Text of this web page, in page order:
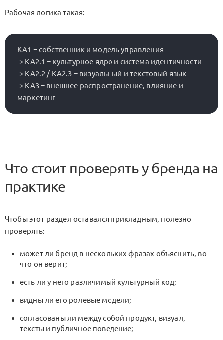
Рабочая логика такая:
KA1 = собственник и модель управления
-> KA2.1 = культурное ядро и система идентичности
-> KA2.2 / KA2.3 = визуальный и текстовый язык
-> KA3 = внешнее распространение, влияние и
Что стоит проверять у бренда на
практике
Чтобы этот раздел оставался прикладным, полезно
проверять:
может ли бренд в нескольких фразах объяснить, во
что он верит;
есть ли у него различимый культурный код;
видны ли его ролевые модели;
согласованы ли между собой продукт, визуал,
тексты и публичное поведение;